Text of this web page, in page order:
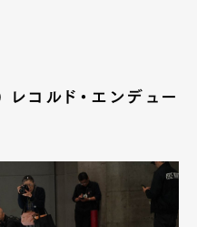
レコルド・エンデュー